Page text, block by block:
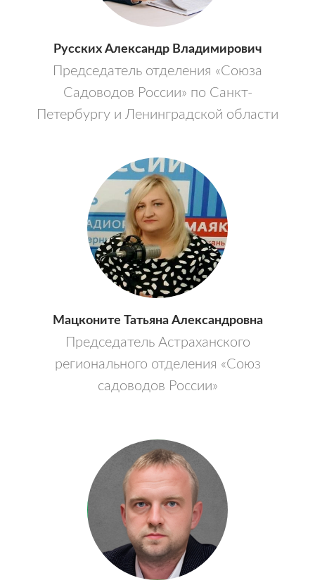
Русских Александр Владимирович
Председатель отделения «Союза
Садоводов России» по Санкт-
Петербургу и Ленинградской области
Мацконите Татьяна Александровна
Председатель Астраханского
регионального отделения «Союз
садоводов России»